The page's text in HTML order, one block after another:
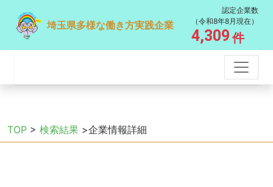
埼玉県多様な働き方実践企業
認定企業数
（令和8年8月現在）
4,309 件
TOP > 検索結果 >企業情報詳細